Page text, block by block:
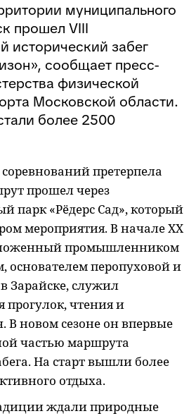
муниципального
прошел VIII
исторический забег
сообщает пресс-
физической
Московской области.
более 2500
соревнований претерпела
прошел через
парк «Рёдерс Сад», который
мероприятия. В начале XX
промышленником
основателем перопуховой и
Зарайске, служил
прогулок, чтения и
В новом сезоне он впервые
частью маршрута
На старт вышли более
отдыха.
ждали природные